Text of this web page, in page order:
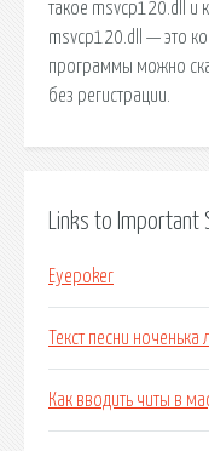
такое msvcp120.dll и
msvcp120.dll — это
программы можно
без регистрации.
Links to Important
Eyepoker
Текст песни
Как вводить читы в